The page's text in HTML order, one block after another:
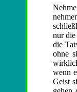
nur
die
ohne
wenn
Geist